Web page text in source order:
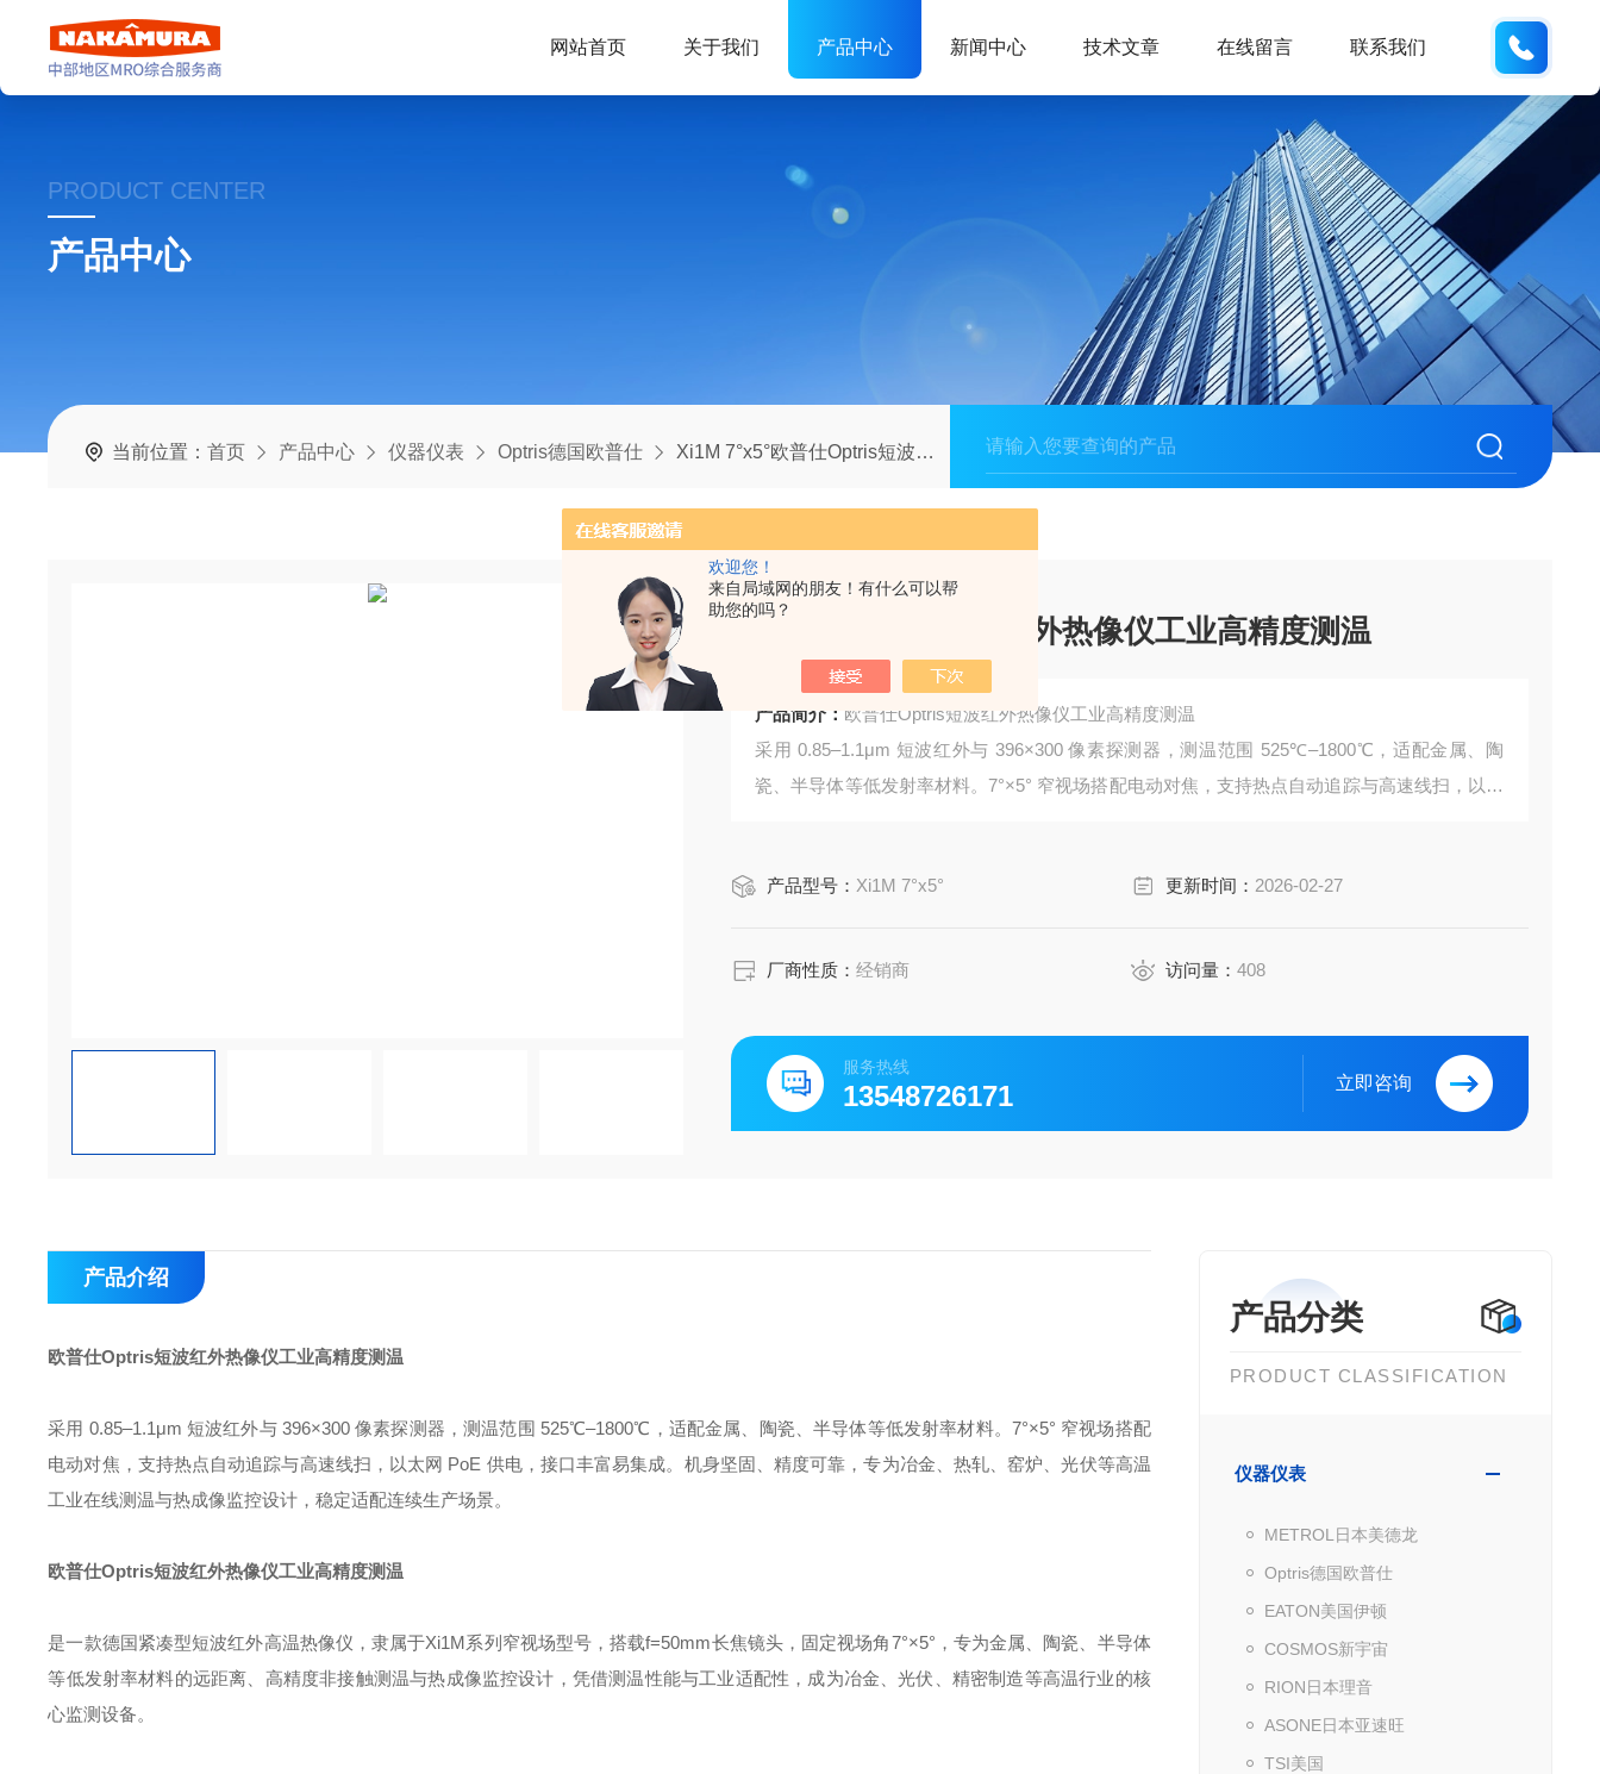
欢迎您！
来自局域网的朋友！有什么可以帮
助您的吗？
网站首页 关于我们 产品中心 新闻中心 技术文章 在线留言 联系我们
PRODUCT CENTER
产品中心
当前位置：首页 产品中心 仪器仪表 Optris德国欧普仕 Xi1M 7°x5°欧普仕Optris短波红外热像仪工业高精度测温
欧普仕Optris短波红外热像仪工业高精度测温
产品简介： 欧普仕Optris短波红外热像仪工业高精度测温
采用 0.85–1.1μm 短波红外与 396×300 像素探测器，测温范围 525℃–1800℃，适配金属、陶
瓷、半导体等低发射率材料。7°×5° 窄视场搭配电动对焦，支持热点自动追踪与高速线扫，以太
产品型号： Xi1M 7°x5° 更新时间： 2026-02-27
厂商性质：经销商 访问量： 408
服务热线
13548726171 立即咨询
产品分类
PRODUCT CLASSIFICATION
仪器仪表
METROL日本美德龙
Optris德国欧普仕
EATON美国伊顿
COSMOS新宇宙
RION日本理音
ASONE日本亚速旺
TSI美国
产品介绍
欧普仕Optris短波红外热像仪工业高精度测温
采用 0.85–1.1μm 短波红外与 396×300 像素探测器，测温范围 525℃–1800℃，适配金属、陶瓷、半导体等低发射率材料。7°×5° 窄视场搭配
电动对焦，支持热点自动追踪与高速线扫，以太网 PoE 供电，接口丰富易集成。机身坚固、精度可靠，专为冶金、热轧、窑炉、光伏等高温
工业在线测温与热成像监控设计，稳定适配连续生产场景。
欧普仕Optris短波红外热像仪工业高精度测温
是一款德国紧凑型短波红外高温热像仪，隶属于Xi1M系列窄视场型号，搭载f=50mm长焦镜头，固定视场角7°×5°，专为金属、陶瓷、半导体
等低发射率材料的远距离、高精度非接触测温与热成像监控设计，凭借测温性能与工业适配性，成为冶金、光伏、精密制造等高温行业的核
心监测设备。